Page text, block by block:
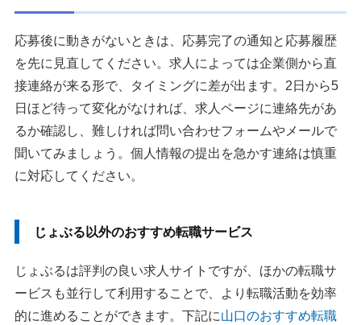
応募後に動きがないときは、応募完了の通知と応募履歴
を先に見直してください。求人によっては企業側から直
接連絡が来る形で、タイミングに差が出ます。2日から5
日ほど待って変化がなければ、求人ページに連絡先があ
るか確認し、難しければ問い合わせフォームやメールで
聞いてみましょう。個人情報の提出を急かす連絡は慎重
に対応してください。
じょぶる以外のおすすめ転職サービス
じょぶるは評判の良い求人サイトですが、ほかの転職サ
ービスも並行して利用することで、より転職活動を効率
的に進めることができます。下記に山口のおすすめ転職